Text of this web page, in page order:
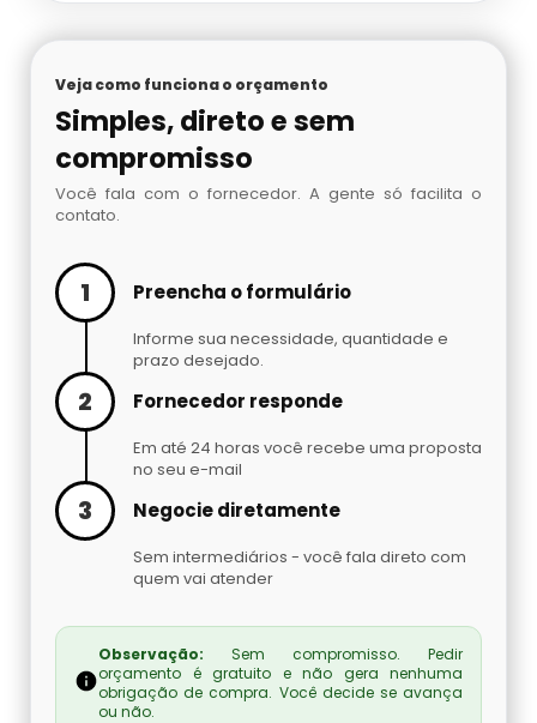
Veja como funciona o orçamento
Simples, direto e sem
compromisso
Você fala com o fornecedor. A gente só facilita o
contato.
1 Preencha o formulário
Informe sua necessidade, quantidade e
prazo desejado.
2 Fornecedor responde
Em até 24 horas você recebe uma proposta
no seu e-mail
3 Negocie diretamente
Sem intermediários - você fala direto com
quem vai atender
Observação: Sem compromisso. Pedir
orçamento é gratuito e não gera nenhuma
obrigação de compra. Você decide se avança
ou não.